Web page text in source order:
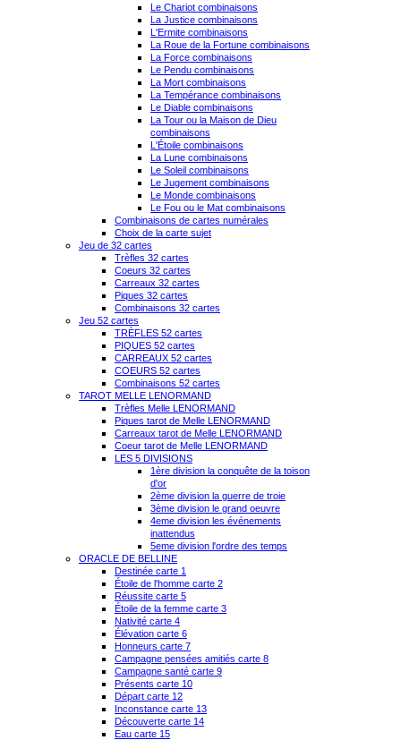
Le Chariot combinaisons
La Justice combinaisons
L'Ermite combinaisons
La Roue de la Fortune combinaisons
La Force combinaisons
Le Pendu combinaisons
La Mort combinaisons
La Tempérance combinaisons
Le Diable combinaisons
La Tour ou la Maison de Dieu
combinaisons
L'Étoile combinaisons
La Lune combinaisons
Le Soleil combinaisons
Le Jugement combinaisons
Le Monde combinaisons
Le Fou ou le Mat combinaisons
Combinaisons de cartes numérales
Choix de la carte sujet
Jeu de 32 cartes
Trèfles 32 cartes
Coeurs 32 cartes
Carreaux 32 cartes
Piques 32 cartes
Combinaisons 32 cartes
Jeu 52 cartes
TRÈFLES 52 cartes
PIQUES 52 cartes
CARREAUX 52 cartes
COEURS 52 cartes
Combinaisons 52 cartes
TAROT MELLE LENORMAND
Trèfles Melle LENORMAND
Piques tarot de Melle LENORMAND
Carreaux tarot de Melle LENORMAND
Coeur tarot de Melle LENORMAND
LES 5 DIVISIONS
1ère division la conquête de la toison
d'or
2ème division la guerre de troie
3ème division le grand oeuvre
4eme division les événements
inattendus
5eme division l'ordre des temps
ORACLE DE BELLINE
Destinée carte 1
Étoile de l'homme carte 2
Réussite carte 5
Étoile de la femme carte 3
Nativité carte 4
Élévation carte 6
Honneurs carte 7
Campagne pensées amitiés carte 8
Campagne santé carte 9
Présents carte 10
Départ carte 12
Inconstance carte 13
Découverte carte 14
Eau carte 15